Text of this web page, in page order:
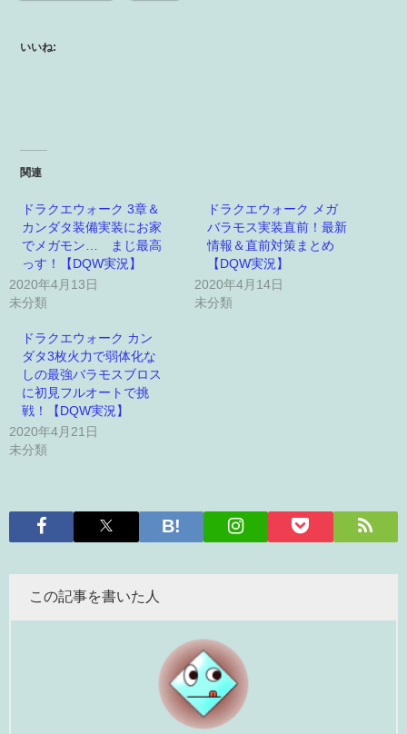
いいね:
関連
ドラクエウォーク 3章＆
カンダタ装備実装にお家
でメガモン… まじ最高
っす！【DQW実況】
2020年4月13日
未分類
ドラクエウォーク メガ
バラモス実装直前！最新
情報＆直前対策まとめ
【DQW実況】
2020年4月14日
未分類
ドラクエウォーク カン
ダタ3枚火力で弱体化な
しの最強バラモスブロス
に初見フルオートで挑
戦！【DQW実況】
2020年4月21日
未分類
この記事を書いた人